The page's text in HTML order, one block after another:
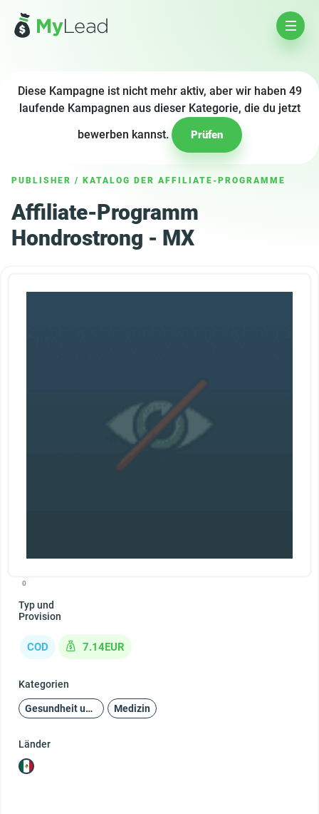
Diese Kampagne ist nicht mehr aktiv, aber wir haben 49
laufende Kampagnen aus dieser Kategorie, die du jetzt
bewerben kannst.
Prüfen
PUBLISHER / KATALOG DER AFFILIATE-PROGRAMME
Affiliate-Programm
Hondrostrong - MX
0
Typ und
Provision
COD 7.14EUR
Kategorien
Gesundheit und Schönheit Medizin
Länder